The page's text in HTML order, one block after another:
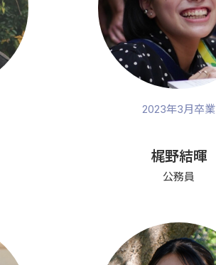
2023年3月卒業
梶野結暉
公務員